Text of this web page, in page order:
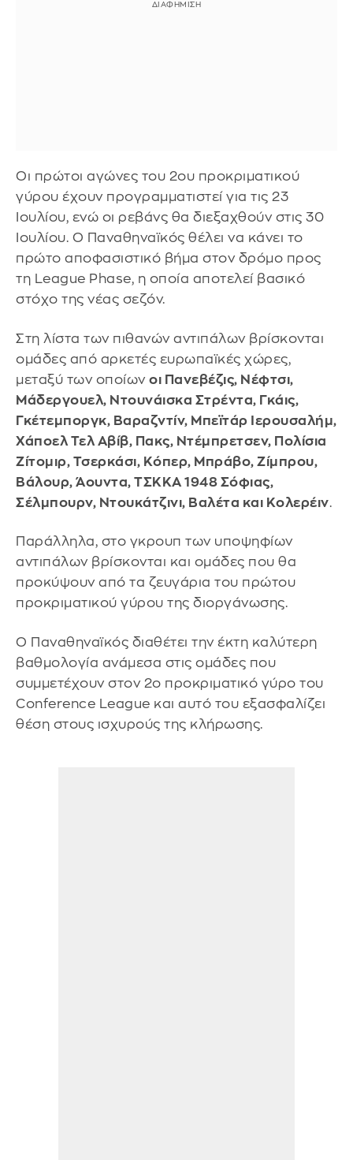
Οι πρώτοι αγώνες του 2ου προκριματικού
γύρου έχουν προγραμματιστεί για τις 23
Ιουλίου, ενώ οι ρεβάνς θα διεξαχθούν στις 30
Ιουλίου. Ο Παναθηναϊκός θέλει να κάνει το
πρώτο αποφασιστικό βήμα στον δρόμο προς
τη League Phase, η οποία αποτελεί βασικό
στόχο της νέας σεζόν.
Στη λίστα των πιθανών αντιπάλων βρίσκονται
ομάδες από αρκετές ευρωπαϊκές χώρες,
μεταξύ των οποίων οι Πανεβέζις, Νέφτσι,
Μάδεργουελ, Ντουνάισκα Στρέντα, Γκάις,
Γκέτεμποργκ, Βαραζντίν, Μπεϊτάρ Ιερουσαλήμ,
Χάποελ Τελ Αβίβ, Πακς, Ντέμπρετσεν, Πολίσια
Ζίτομιρ, Τσερκάσι, Κόπερ, Μπράβο, Ζίμπρου,
Βάλουρ, Άουντα, ΤΣΚΚΑ 1948 Σόφιας,
Σέλμπουρν, Ντουκάτζινι, Βαλέτα και Κολερέιν.
Παράλληλα, στο γκρουπ των υποψηφίων
αντιπάλων βρίσκονται και ομάδες που θα
προκύψουν από τα ζευγάρια του πρώτου
προκριματικού γύρου της διοργάνωσης.
Ο Παναθηναϊκός διαθέτει την έκτη καλύτερη
βαθμολογία ανάμεσα στις ομάδες που
συμμετέχουν στον 2ο προκριματικό γύρο του
Conference League και αυτό του εξασφαλίζει
θέση στους ισχυρούς της κλήρωσης.